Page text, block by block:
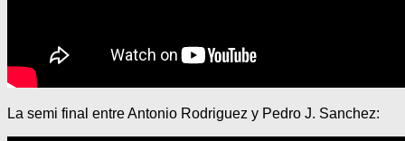
La semi final entre Antonio Rodriguez y Pedro J. Sanchez: